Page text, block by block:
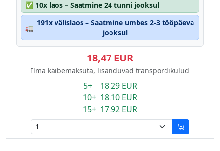
✅ 10x laos – Saatmine 24 tunni jooksul
🚛
191x välislaos – Saatmine umbes 2-3 tööpäeva
jooksul
18,47 EUR
Ilma käibemaksuta, lisanduvad transpordikulud
5+ 18.29 EUR
10+ 18.10 EUR
15+ 17.92 EUR